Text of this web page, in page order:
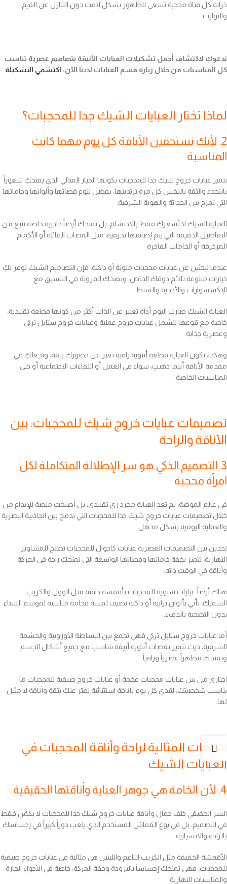
خزانة كل فتاة محجبة تسعى للظهور بشكل لافت دون التنازل عن القيم
والثوابت.
ندعوكِ لاكتشاف أجمل تشكيلات العبايات الأنيقة بتصاميم عصرية تناسب
كل المناسبات من خلال زيارة قسم العبايات لدينا الآن: اكتشفي التشكيلة
لماذا تختار العبايات الشيك جدا للمحجبات؟
2. لأنك تستحقين الأناقة كل يوم مهما كانت
المناسبة
تتميز عبايات خروج شيك جدا للمحجبات بكونها الخيار المثالي الذي يمنحكِ شعوراً
بالتجدد والثقة بالنفس كل مرة ترتدينها، بفضل تنوع قصاتها وألوانها وخاماتها
التي تمزج بين الحداثة والهوية الشرقية.
العباية الشيك لا تُشعركِ فقط بالاحتشام، بل تمنحك أيضاً جاذبية خاصة تنبع من
التفاصيل الدقيقة التي يتم إضافتها بحرفية، مثل القصات المائلة أو الأكمام
المزخرفة أو الخامات الفاخرة.
عندما تبحثين عن عبايات محجبات ملونة أو داكنة، فإن التصاميم الشيك توفر لكِ
خيارات متنوعة تلائم ذوقك الخاص، وتمنحك المرونة في التنسيق مع
الإكسسوارات والأحذية والشنط.
العباية الشيك صارت اليوم أداة تعبير عن الذات أكثر من كونها قطعة تقليدية،
خاصة مع تنوعها لتشمل عبايات خروج عملية وعبايات خروج ستايل تركي
وعصرية جذابة.
وهكذا، تكون العباية قطعة أنثوية راقية تعبر عن حضوركِ بثقة، وتجعلكِ في
مقدمة الأناقة أينما ذهبتِ، سواء في العمل أو اللقاءات الاجتماعية أو حتى
المناسبات الخاصة.
تصميمات عبايات خروج شيك للمحجبات: بين
الأناقة والراحة
3. التصميم الذكي هو سر الإطلالة المتكاملة لكل
امرأة محجبة
في عالم الموضة، لم تعد العباية مجرد زي تقليدي، بل أصبحت منصة للإبداع من
خلال تصميمات عبايات خروج شيك جدا للمحجبات التي تدمج بين الجاذبية البصرية
والعملية اليومية بشكل مذهل.
تجدين بين التصميمات العصرية عبايات كاجوال للمحجبات تصلح للمشاوير
النهارية، تتميز بخفة خاماتها وقصاتها الواسعة التي تمنحك راحة في الحركة
وأناقة في الوقت ذاته.
هناك أيضاً عبايات شتوية للمحجبات بأقمشة دافئة مثل الوول والكريب
السميك، تأتي بألوان ترابية أو داكنة تضيف لمسة فخامة مناسبة لموسم الشتاء
بدون التضحية بالدفء.
أما عبايات خروج ستايل تركي فهي تجمع بين البساطة الأوروبية والحشمة
الشرقية، حيث تتميز بقصات أنثوية أنيقة تتناسب مع جميع أشكال الجسم
وتمنحك مظهراً عصرياً وراقياً.
اختاري من بين عبايات محجبات فخمة أو عبايات خروج صيفية للمحجبات ما
يناسب شخصيتك، لتبدي كل يوم بأناقة استثنائية تعبّر عنكِ بثقة وأناقة لا مثيل
لها.
الخامات المثالية لراحة وأناقة المحجبات في
العبايات الشيك
4. لأن الخامة هي جوهر العباية وأناقتها الحقيقية
السر الحقيقي خلف جمال وأناقة عبايات خروج شيك جدا للمحجبات لا يكمُن فقط
في التصميم، بل في نوع القماش المستخدم الذي يلعب دوراً كبيراً في إحساسك
بالراحة والانسيابية.
الأقمشة الخفيفة مثل الكريب الناعم واللينين هي مثالية في عبايات خروج صيفية
للمحجبات، فهي تمنحك إحساساً بالبرودة وخفة الحركة، خاصة في الأجواء الحارة
والمناسبات النهارية.